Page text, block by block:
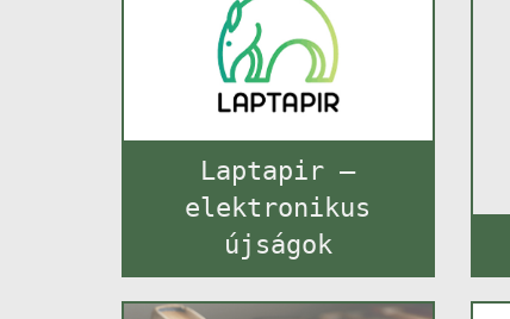
Laptapir –
elektronikus
újságok